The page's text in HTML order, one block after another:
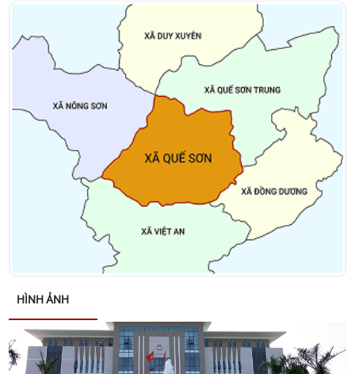
đại biểu Quốc hội khóa XVI và bầu cử đại biểu Hội
đồng nhân dân các cấp nhiệm kỳ 2026 – 2031
Kết luận của đồng chí Võ Đình Trung - Chủ tịch
UBND xã tại cuộc họp giao ban lãnh đạo UBND xã
ngày 26/01/2026
Quyết định về việc phê duyệt Kế hoạch lựa chọn nhà
thầu Gói thầu: Xây dựng Trang Thông tin điện tử xã
Quế Sơn
Danh sách các đơn vị bầu cử đại biểu Hội đồng
nhân dân xã Quế Sơn nhiệm kỳ 2026 – 2031
đồng nhân dân xã Quế Sơn khoá II, nhiệm kỳ 2026 -
2031
HÌNH ẢNH